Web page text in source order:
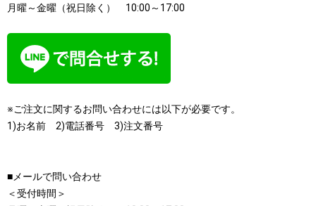
月曜～金曜（祝日除く） 10:00～17:00
※ご注文に関するお問い合わせには以下が必要です。
1)お名前 2)電話番号 3)注文番号
■メールで問い合わせ
＜受付時間＞